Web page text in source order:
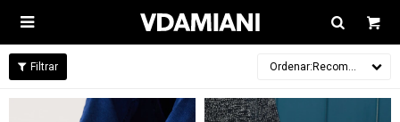

Recomendados